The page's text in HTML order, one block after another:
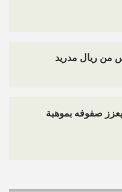
من ريال مدريد
صفوفه بموهبة